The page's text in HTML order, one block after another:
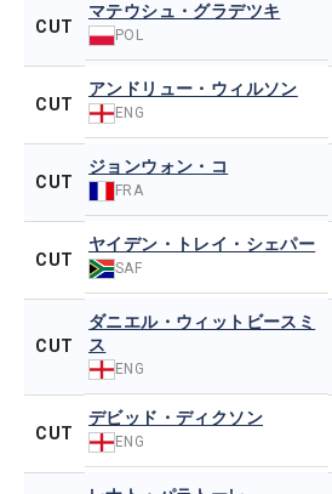
CUT
マテウシュ・グラデツキ
POL
CUT
アンドリュー・ウィルソン
ENG
CUT
ジョンウォン・コ
FRA
CUT
ヤイデン・トレイ・シェパー
SAF
CUT
ダニエル・ウィットビースミ
ス
ENG
CUT
デビッド・ディクソン
ENG